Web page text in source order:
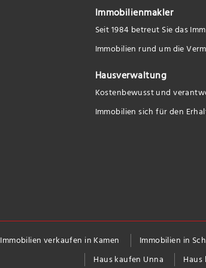
Immobilienmakler
Seit 1984 betreut Sie das
Immobilien rund um die
Hausverwaltung
Kostenbewusst und
Immobilien sich für den
Immobilien verkaufen in Kamen Immobilien in
Haus kaufen Unna